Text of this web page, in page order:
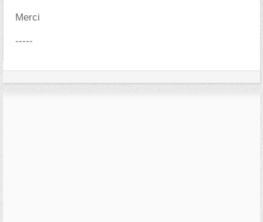
Merci
-----